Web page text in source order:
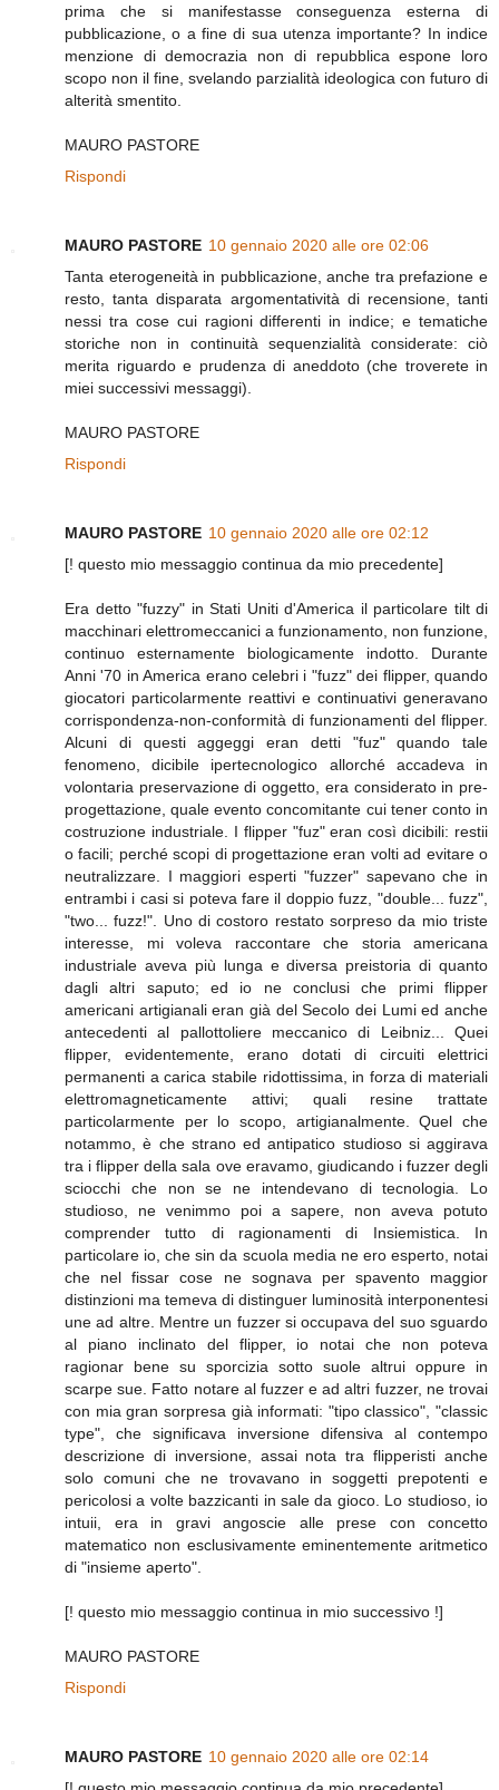
prima che si manifestasse conseguenza esterna di
pubblicazione, o a fine di sua utenza importante? In indice
menzione di democrazia non di repubblica espone loro
scopo non il fine, svelando parzialità ideologica con futuro di
alterità smentito.
MAURO PASTORE
Rispondi
MAURO PASTORE 10 gennaio 2020 alle ore 02:06
Tanta eterogeneità in pubblicazione, anche tra prefazione e
resto, tanta disparata argomentatività di recensione, tanti
nessi tra cose cui ragioni differenti in indice; e tematiche
storiche non in continuità sequenzialità considerate: ciò
merita riguardo e prudenza di aneddoto (che troverete in
miei successivi messaggi).
MAURO PASTORE
Rispondi
MAURO PASTORE 10 gennaio 2020 alle ore 02:12
[! questo mio messaggio continua da mio precedente]
Era detto "fuzzy" in Stati Uniti d'America il particolare tilt di
macchinari elettromeccanici a funzionamento, non funzione,
continuo esternamente biologicamente indotto. Durante
Anni '70 in America erano celebri i "fuzz" dei flipper, quando
giocatori particolarmente reattivi e continuativi generavano
corrispondenza-non-conformità di funzionamenti del flipper.
Alcuni di questi aggeggi eran detti "fuz" quando tale
fenomeno, dicibile ipertecnologico allorché accadeva in
volontaria preservazione di oggetto, era considerato in pre-
progettazione, quale evento concomitante cui tener conto in
costruzione industriale. I flipper "fuz" eran così dicibili: restii
o facili; perché scopi di progettazione eran volti ad evitare o
neutralizzare. I maggiori esperti "fuzzer" sapevano che in
entrambi i casi si poteva fare il doppio fuzz, "double... fuzz",
"two... fuzz!". Uno di costoro restato sorpreso da mio triste
interesse, mi voleva raccontare che storia americana
industriale aveva più lunga e diversa preistoria di quanto
dagli altri saputo; ed io ne conclusi che primi flipper
americani artigianali eran già del Secolo dei Lumi ed anche
antecedenti al pallottoliere meccanico di Leibniz... Quei
flipper, evidentemente, erano dotati di circuiti elettrici
permanenti a carica stabile ridottissima, in forza di materiali
elettromagneticamente attivi; quali resine trattate
particolarmente per lo scopo, artigianalmente. Quel che
notammo, è che strano ed antipatico studioso si aggirava
tra i flipper della sala ove eravamo, giudicando i fuzzer degli
sciocchi che non se ne intendevano di tecnologia. Lo
studioso, ne venimmo poi a sapere, non aveva potuto
comprender tutto di ragionamenti di Insiemistica. In
particolare io, che sin da scuola media ne ero esperto, notai
che nel fissar cose ne sognava per spavento maggior
distinzioni ma temeva di distinguer luminosità interponentesi
une ad altre. Mentre un fuzzer si occupava del suo sguardo
al piano inclinato del flipper, io notai che non poteva
ragionar bene su sporcizia sotto suole altrui oppure in
scarpe sue. Fatto notare al fuzzer e ad altri fuzzer, ne trovai
con mia gran sorpresa già informati: "tipo classico", "classic
type", che significava inversione difensiva al contempo
descrizione di inversione, assai nota tra flipperisti anche
solo comuni che ne trovavano in soggetti prepotenti e
pericolosi a volte bazzicanti in sale da gioco. Lo studioso, io
intuii, era in gravi angoscie alle prese con concetto
matematico non esclusivamente eminentemente aritmetico
di "insieme aperto".
[! questo mio messaggio continua in mio successivo !]
MAURO PASTORE
Rispondi
MAURO PASTORE 10 gennaio 2020 alle ore 02:14